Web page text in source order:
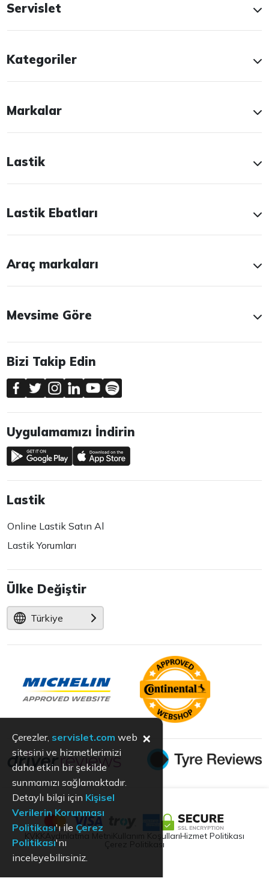
Servislet
Kategoriler
Markalar
Lastik
Lastik Ebatları
Araç markaları
Mevsime Göre
Bizi Takip Edin
Uygulamamızı İndirin
Lastik
Online Lastik Satın Al
Lastik Yorumları
Ülke Değiştir
Türkiye
Aydınlatma Metni Kullanım KoşullarıHizmet Politikası
Çerez Politikası
Çerezler, servislet.com web
sitesini ve hizmetlerimizi
daha etkin bir şekilde
sunmamızı sağlamaktadır.
Detaylı bilgi için Kişisel
Verilerin Korunması
Politikası'ı ile Çerez
Politikası'nı
inceleyebilirsiniz.
×